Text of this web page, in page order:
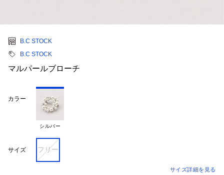
B.C STOCK
B.C STOCK
マルパールブローチ
カラー
シルバー
サイズ フリー
サイズ詳細を見る